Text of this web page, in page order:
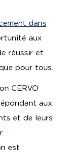
dans
aux
réussir et
pour tous.
CERVO
aux
et de leurs
est